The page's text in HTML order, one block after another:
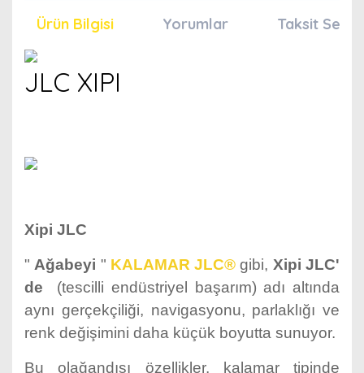
Ürün Bilgisi Yorumlar Taksit
JLC XIPI
Xipi JLC
" Ağabeyi " KALAMAR JLC® gibi, Xipi JLC'
de
(tescilli endüstriyel başarım) adı altında
aynı gerçekçiliği, navigasyonu, parlaklığı ve
renk değişimini daha küçük boyutta sunuyor.
Bu olağandışı özellikler, kalamar tipinde